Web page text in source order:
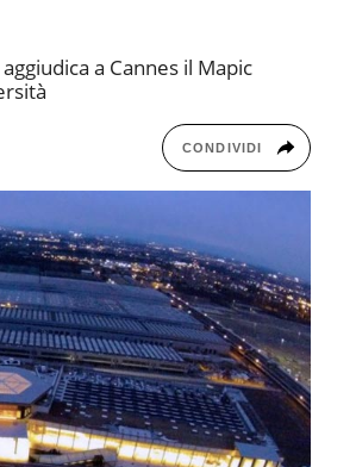
a Cannes il Mapic
CONDIVIDI